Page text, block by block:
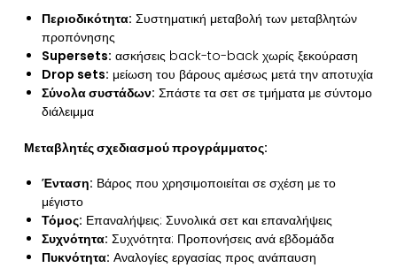
Περιοδικότητα: Συστηματική μεταβολή των μεταβλητών
προπόνησης
Supersets: ασκήσεις back-to-back χωρίς ξεκούραση
Drop sets: μείωση του βάρους αμέσως μετά την αποτυχία
Σύνολα συστάδων: Σπάστε τα σετ σε τμήματα με σύντομο
διάλειμμα
Μεταβλητές σχεδιασμού προγράμματος:
Ένταση: Βάρος που χρησιμοποιείται σε σχέση με το
μέγιστο
Τόμος: Επαναλήψεις: Συνολικά σετ και επαναλήψεις
Συχνότητα: Συχνότητα: Προπονήσεις ανά εβδομάδα
Πυκνότητα: Αναλογίες εργασίας προς ανάπαυση